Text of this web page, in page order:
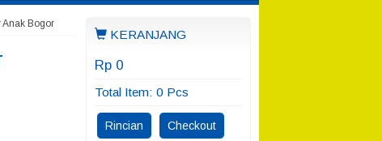
Bogor
KERANJANG
Rp 0
Total Item: 0 Pcs
Rincian Checkout